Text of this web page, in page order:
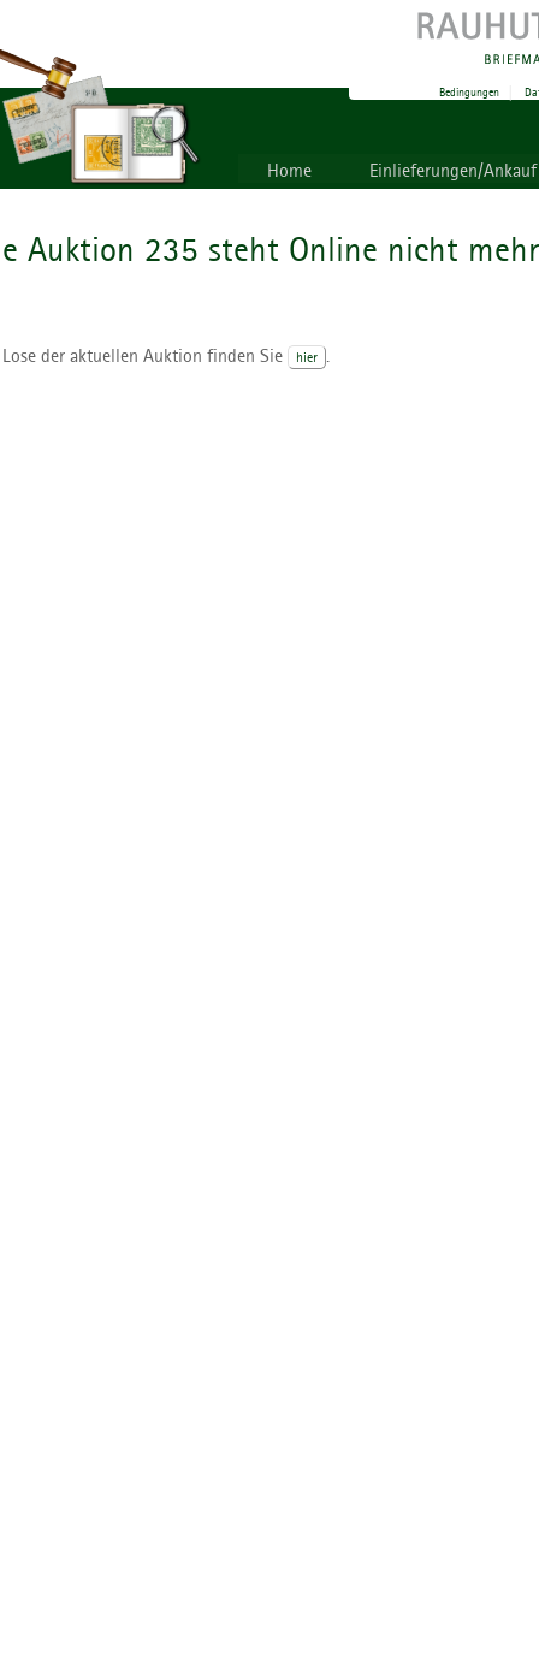
Bedingungen|
Home Einlieferungen/Ankauf
Auktion 235 steht Online nicht
der aktuellen Auktion finden Sie hier